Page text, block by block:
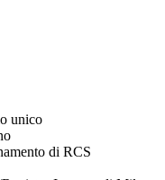
unico
di RCS